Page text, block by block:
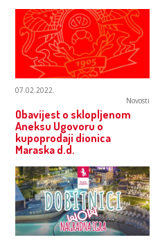
07.02.2022.
Novosti
Obavijest o sklopljenom
Aneksu Ugovoru o
kupoprodaji dionica
Maraska d.d.